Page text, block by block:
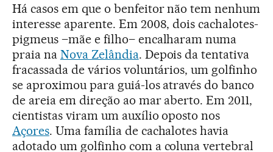
Há casos em que o benfeitor não tem nenhum
interesse aparente. Em 2008, dois cachalotes-
pigmeus –mãe e filho– encalharam numa
praia na Nova Zelândia. Depois da tentativa
fracassada de vários voluntários, um golfinho
se aproximou para guiá-los através do banco
de areia em direção ao mar aberto. Em 2011,
cientistas viram um auxílio oposto nos
Açores. Uma família de cachalotes havia
adotado um golfinho com a coluna vertebral